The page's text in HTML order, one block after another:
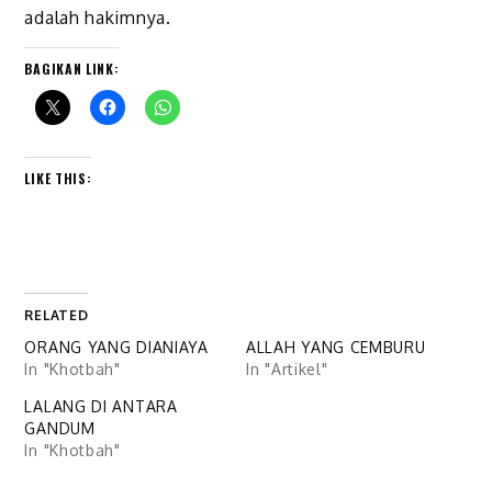
adalah hakimnya.
BAGIKAN LINK:
LIKE THIS:
RELATED
ORANG YANG DIANIAYA
In "Khotbah"
ALLAH YANG CEMBURU
In "Artikel"
LALANG DI ANTARA
GANDUM
In "Khotbah"